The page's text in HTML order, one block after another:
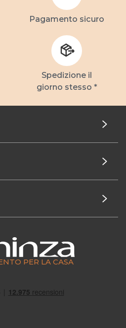
Pagamento sicuro
Spedizione il
giorno stesso *
PER LA CASA